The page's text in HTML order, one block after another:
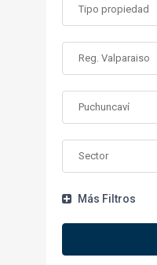
Tipo propiedad
Reg. Valparaiso
Puchuncaví
Sector
Más Filtros